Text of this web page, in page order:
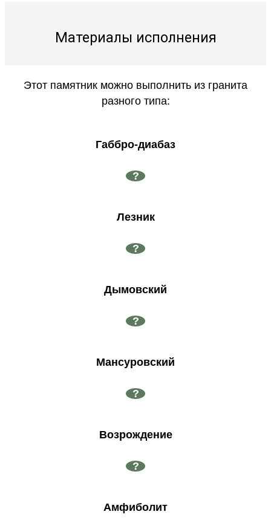
Материалы исполнения
Этот памятник можно выполнить из гранита
разного типа:
Габбро-диабаз
?
Лезник
?
Дымовский
?
Мансуровский
?
Возрождение
?
Амфиболит